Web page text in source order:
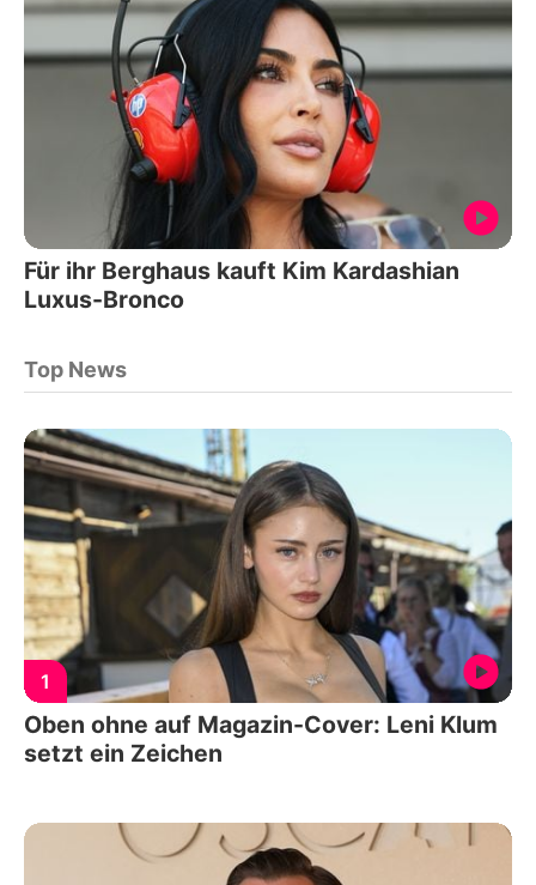
Für ihr Berghaus kauft Kim Kardashian
Luxus-Bronco
Top News
1
Oben ohne auf Magazin-Cover: Leni Klum
setzt ein Zeichen